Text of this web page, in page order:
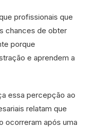
profissionais que
chances de obter
porque
e aprendem a
essa percepção ao
relatam que
ocorreram após uma